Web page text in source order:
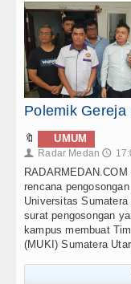
Polemik Gereja
🔖 UMUM
👤 Radar Medan 🕔
rencana
Universitas
surat pengosongan
kampus membuat
(MUKI) Sumatera